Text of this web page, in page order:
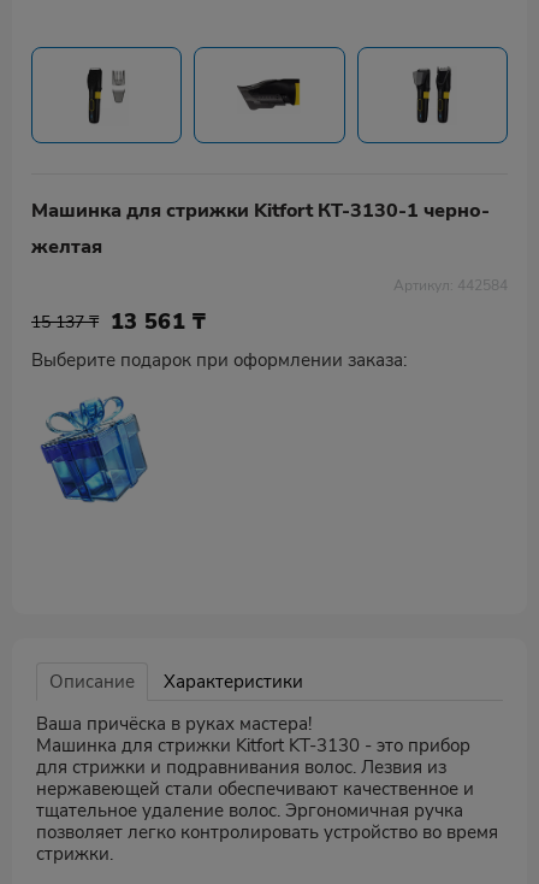
Машинка для стрижки Kitfort КТ-3130-1 черно-
желтая
Артикул: 442584
15 137 ₸ 13 561 ₸
Выберите подарок при оформлении заказа:
Описание
Характеристики
Ваша причёска в руках мастера!
Машинка для стрижки Kitfort KT-3130 - это прибор
для стрижки и подравнивания волос. Лезвия из
нержавеющей стали обеспечивают качественное и
тщательное удаление волос. Эргономичная ручка
позволяет легко контролировать устройство во время
стрижки.